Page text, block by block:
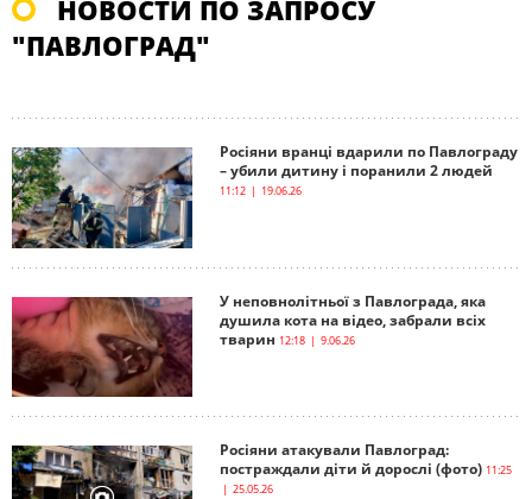
НОВОСТИ ПО ЗАПРОСУ
"ПАВЛОГРАД"
Росіяни вранці вдарили по Павлограду
– убили дитину і поранили 2 людей
11:12 | 19.06.26
У неповнолітньої з Павлограда, яка
душила кота на відео, забрали всіх
тварин 12:18 | 9.06.26
Росіяни атакували Павлоград:
постраждали діти й дорослі (фото) 11:25
| 25.05.26